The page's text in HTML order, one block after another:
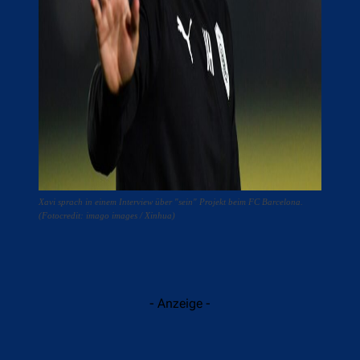
Xavi sprach in einem Interview über "sein" Projekt beim FC Barcelona.
(Fotocredit: imago images / Xinhua)
- Anzeige -